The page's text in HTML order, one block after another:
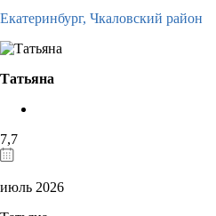
Екатеринбург, Чкаловский район
Татьяна
7,7
июль 2026